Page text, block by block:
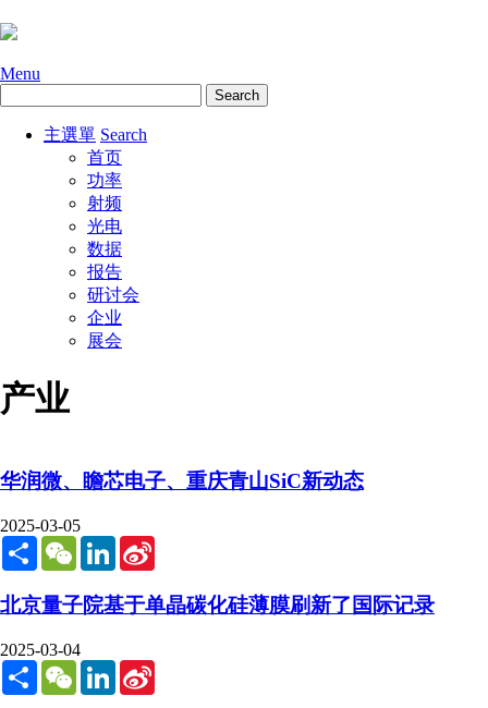
Menu
主選單 Search
首页
功率
射频
光电
数据
报告
研讨会
企业
展会
产业
华润微、瞻芯电子、重庆青山SiC新动态
2025-03-05
Share WeChatLinkedIn
北京量子院基于单晶碳化硅薄膜刷新了国际记录
2025-03-04
Share WeChatLinkedIn